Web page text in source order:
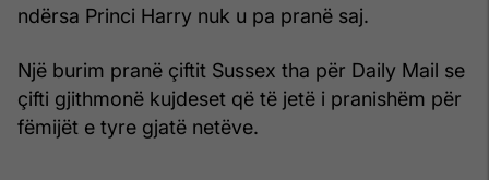
ndërsa Princi Harry nuk u pa pranë saj.
Një burim pranë çiftit Sussex tha për Daily Mail se
çifti gjithmonë kujdeset që të jetë i pranishëm për
fëmijët e tyre gjatë netëve.